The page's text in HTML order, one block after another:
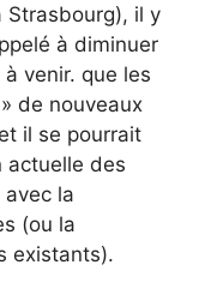
Strasbourg), il y
à diminuer
venir. que les
de nouveaux
il se pourrait
actuelle des
la
(ou la
existants).